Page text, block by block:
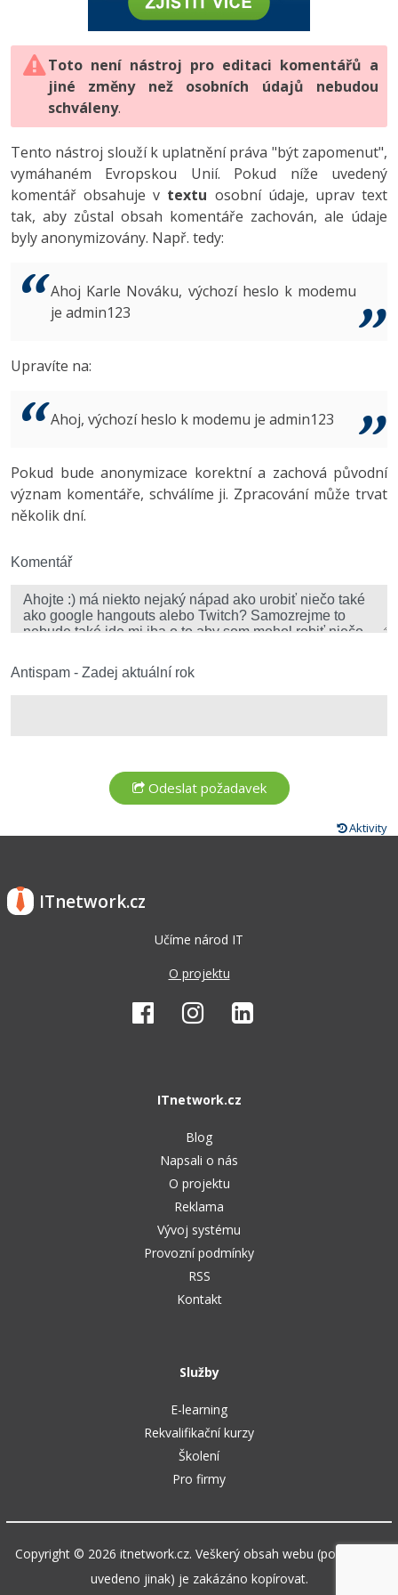
HTML5, CSS3, Bootstrap, SEO
SQL a databáze
Testování a verzování
UML a návrhové vzory
React
Spring
ASP.NET MVC
Best practices
PHP
JavaScript
Python
HTML / CSS
UML a návrhové vzory
MySQL/MariaDB
MS-SQL
Vývojář mobilních aplikací
C# Game developer
Tester
Systémový administrátor
3D grafik
Copywriter
WordPress specialista
-80%
JavaScript -80%
PHP -80%
Swift -80%
Kotlin -80%
VB.NET
Algoritmy -41%
Umělá inteligence (AI) -10%
Fórum
Digitální gramotnost
Marketing
WordPress
SEO
UX
Business
Copywriting
Windows
Kybernetická bezpečnost
Photoshop -80%
Adobe Illustrator -80%
Adobe Lightroom
Adobe XD
Adobe InDesign -25%
Adobe After Effects
Inkscape
Fórum
Toto není nástroj pro editaci komentářů a
jiné změny než osobních údajů nebudou
schváleny.
Tento nástroj slouží k uplatnění práva "být zapomenut",
vymáhaném Evropskou Unií. Pokud níže uvedený
komentář obsahuje v textu osobní údaje, uprav text
tak, aby zůstal obsah komentáře zachován, ale údaje
byly anonymizovány. Např. tedy:
Ahoj Karle Nováku, výchozí heslo k modemu
je admin123
Upravíte na:
Ahoj, výchozí heslo k modemu je admin123
Pokud bude anonymizace korektní a zachová původní
význam komentáře, schválíme ji. Zpracování může trvat
několik dní.
Komentář
Antispam - Zadej aktuální rok
Aktivity
ITnetwork.cz
Učíme národ IT
O projektu
ITnetwork.cz
Blog
Napsali o nás
O projektu
Reklama
Vývoj systému
Provozní podmínky
RSS
Kontakt
Služby
E-learning
Rekvalifikační kurzy
Školení
Pro firmy
Copyright © 2026 itnetwork.cz. Veškerý obsah webu (pokud není
uvedeno jinak) je zakázáno kopírovat.